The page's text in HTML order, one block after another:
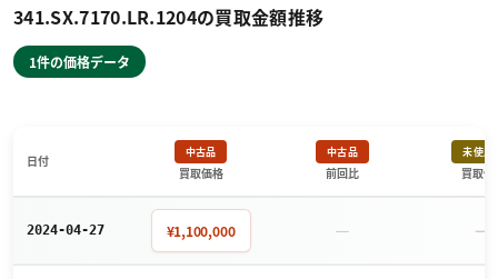
341.SX.7170.LR.1204の買取金額推移
1件の価格データ
日付
中古品
買取価格
中古品
前回比
未使用
買取価
2024-04-27 ¥1,100,000 － －